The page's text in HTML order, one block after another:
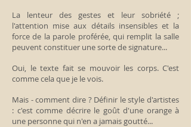
La lenteur des gestes et leur sobriété ;
l'attention mise aux détails insensibles et la
force de la parole proférée, qui remplit la salle
peuvent constituer une sorte de signature...
Oui, le texte fait se mouvoir les corps. C'est
comme cela que je le vois.
Mais - comment dire ? Définir le style d'artistes
: c'est comme décrire le goût d'une orange à
une personne qui n'en a jamais goutté...